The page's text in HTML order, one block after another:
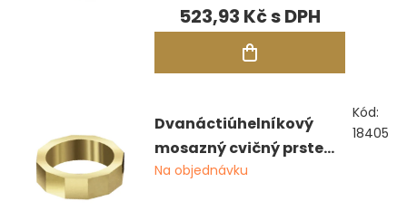
523,93 Kč
Dvanáctiúhelníkový
mosazný cvičný prsten,
bez otvorů
Na objednávku
Kód:
18405